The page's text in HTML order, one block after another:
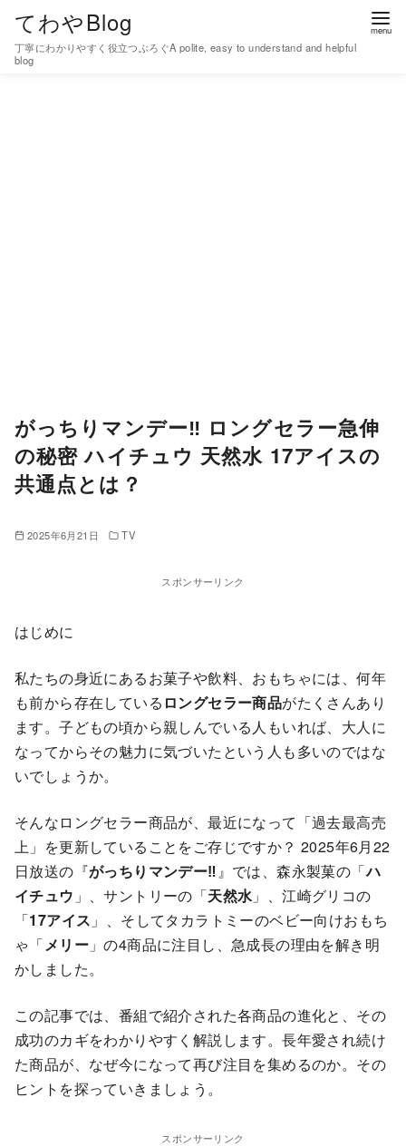
てわやBlog
丁寧にわかりやすく役立つぶろぐA polite, easy to understand and helpful
blog
がっちりマンデー‼ ロングセラー急伸
の秘密 ハイチュウ 天然水 17アイスの
共通点とは？
2025年6月21日 TV
スポンサーリンク
はじめに
私たちの身近にあるお菓子や飲料、おもちゃには、何年
も前から存在している ロングセラー商品がたくさんあり
ます。子どもの頃から親しんでいる人もいれば、大人に
なってからその魅力に気づいたという人も多いのではな
いでしょうか。
そんなロングセラー商品が、最近になって「過去最高売
上」を更新していることをご存じですか？ 2025年6月22
日放送の『がっちりマンデー‼ 』では、森永製菓の「ハ
イチュウ 」、サントリーの「天然水 」、江崎グリコの
「17アイス 」、そしてタカラトミーのベビー向けおもち
ゃ「 メリー 」の4商品に注目し、急成長の理由を解き明
かしました。
この記事では、番組で紹介された各商品の進化と、その
成功のカギをわかりやすく解説します。長年愛され続け
た商品が、なぜ今になって再び注目を集めるのか。その
ヒントを探っていきましょう。
スポンサーリンク